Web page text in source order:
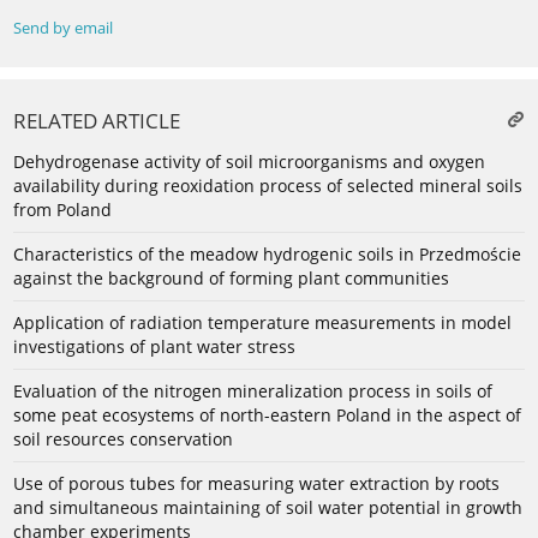
Send by email
RELATED ARTICLE
Dehydrogenase activity of soil microorganisms and oxygen
availability during reoxidation process of selected mineral soils
from Poland
Characteristics of the meadow hydrogenic soils in Przedmoście
against the background of forming plant communities
Application of radiation temperature measurements in model
investigations of plant water stress
Evaluation of the nitrogen mineralization process in soils of
some peat ecosystems of north-eastern Poland in the aspect of
soil resources conservation
Use of porous tubes for measuring water extraction by roots
and simultaneous maintaining of soil water potential in growth
chamber experiments